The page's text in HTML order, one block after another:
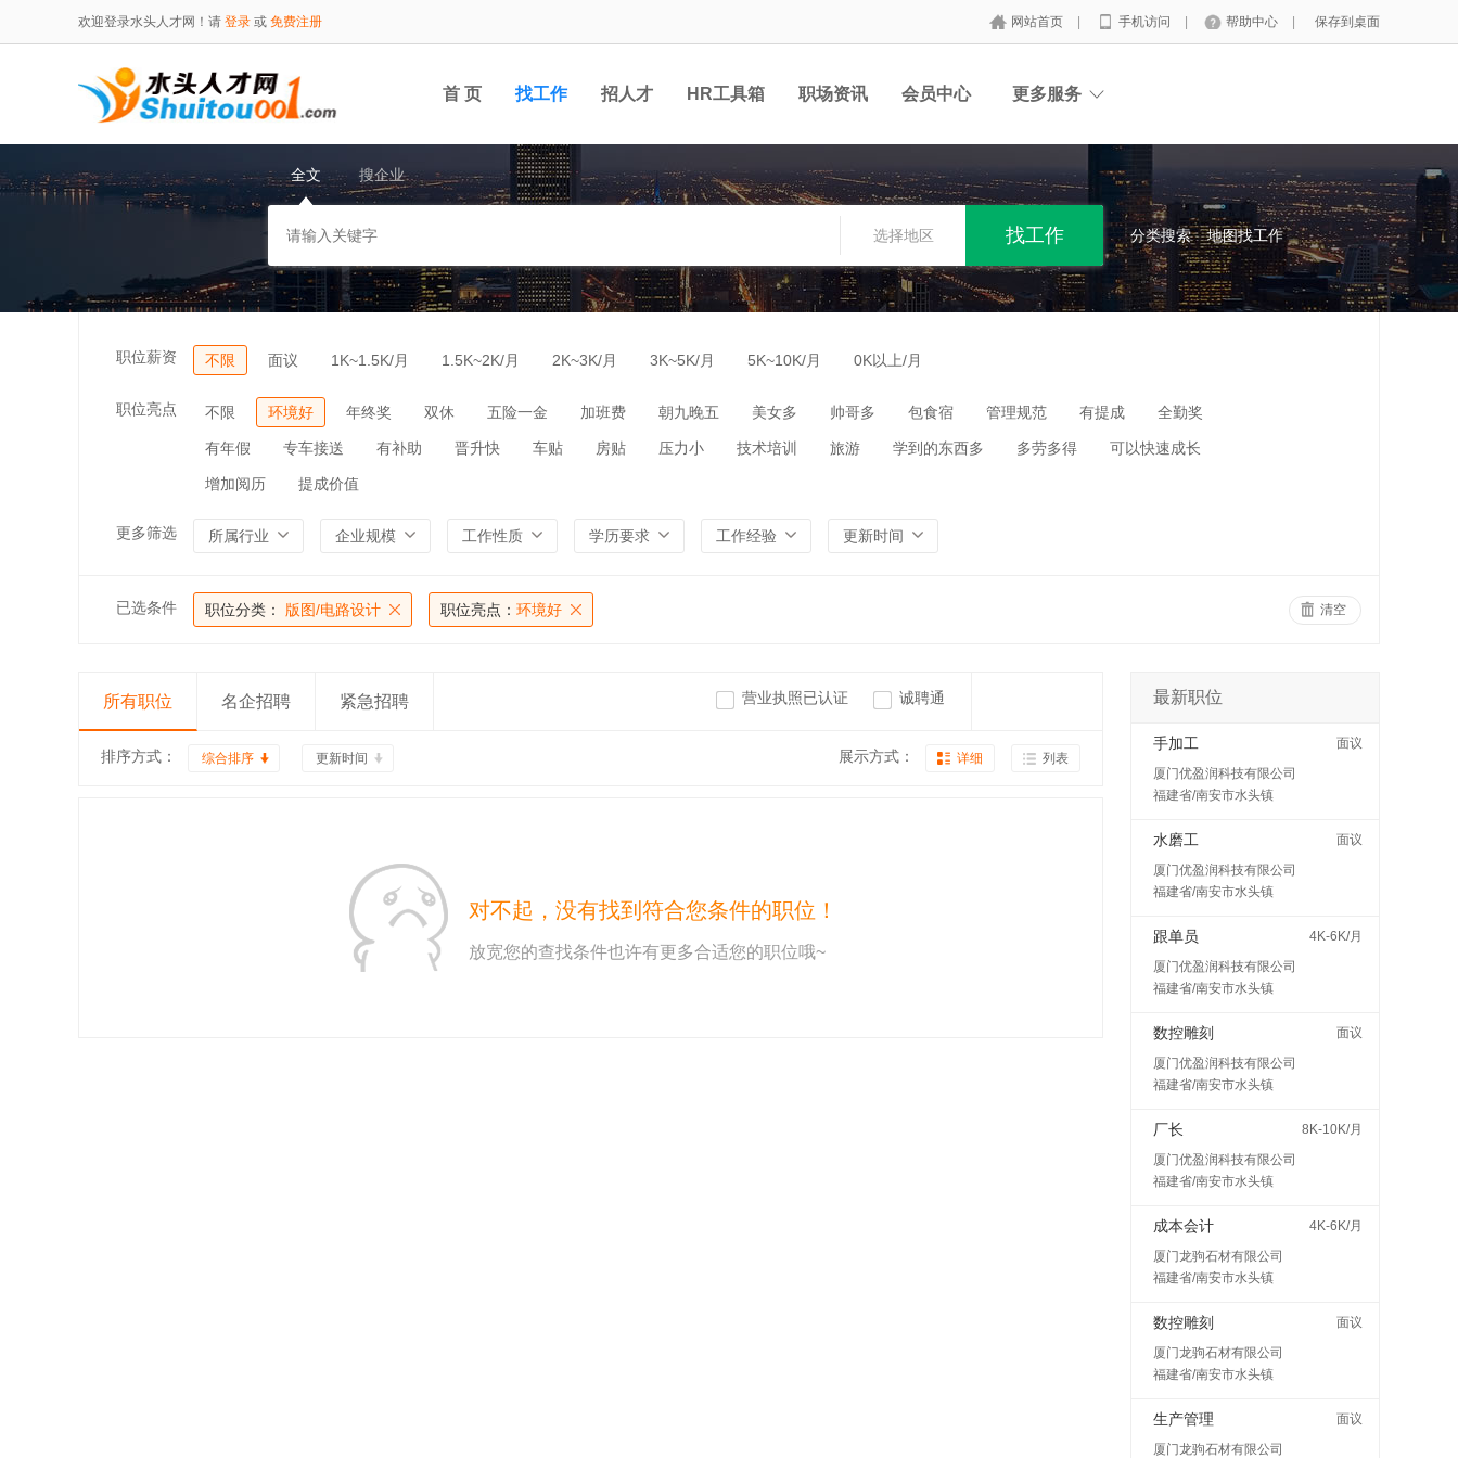
欢迎登录水头人才网！请 登录 或 免费注册 网站首页 手机访问 帮助中心 保存到桌面
首 页 找工作 招人才 HR工具箱 职场资讯 会员中心 更多服务
全文 搜企业
选择地区 分类搜索 地图找工作
职位薪资 不限 面议 1K~1.5K/月 1.5K~2K/月 2K~3K/月 3K~5K/月 5K~10K/月 0K以上/月
职位亮点 不限 环境好 年终奖 双休 五险一金 加班费 朝九晚五 美女多 帅哥多 包食宿 管理规范 有提成 全勤奖
有年假 专车接送 有补助 晋升快 车贴 房贴 压力小 技术培训 旅游 学到的东西多 多劳多得 可以快速成长
增加阅历 提成价值
更多筛选 所属行业 企业规模 工作性质 学历要求 工作经验 更新时间
已选条件 职位分类： 版图/电路设计 职位亮点： 环境好 清空
所有职位 名企招聘 紧急招聘 营业执照已认证 诚聘通
排序方式： 综合排序 更新时间 展示方式： 详细 列表
对不起，没有找到符合您条件的职位！
放宽您的查找条件也许有更多合适您的职位哦~
最新职位
手加工
面议
厦门优盈润科技有限公司
福建省/南安市水头镇
水磨工
面议
厦门优盈润科技有限公司
福建省/南安市水头镇
跟单员
4K-6K/月
厦门优盈润科技有限公司
福建省/南安市水头镇
数控雕刻
面议
厦门优盈润科技有限公司
福建省/南安市水头镇
厂长
8K-10K/月
厦门优盈润科技有限公司
福建省/南安市水头镇
成本会计
4K-6K/月
厦门龙驹石材有限公司
福建省/南安市水头镇
数控雕刻
面议
厦门龙驹石材有限公司
福建省/南安市水头镇
生产管理
面议
厦门龙驹石材有限公司